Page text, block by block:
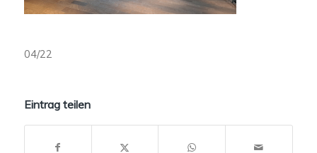
04/22
Eintrag teilen